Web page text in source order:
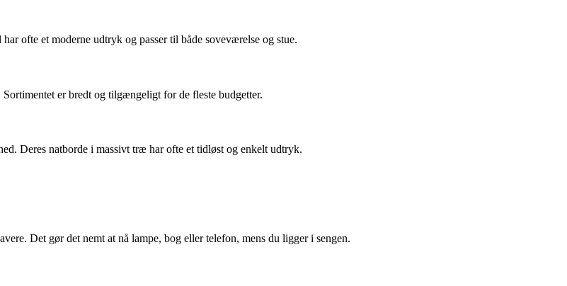
ofte et moderne udtryk og passer til både soveværelse og stue.
er bredt og tilgængeligt for de fleste budgetter.
Deres natborde i massivt træ har ofte et tidløst og enkelt udtryk.
Det gør det nemt at nå lampe, bog eller telefon, mens du ligger i sengen.